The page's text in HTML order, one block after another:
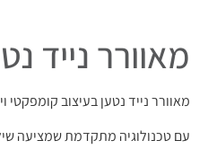
מאוורר נייד
מאוורר נייד נטען בעיצוב קומפקטי
עם טכנולוגיה מתקדמת שמציעה